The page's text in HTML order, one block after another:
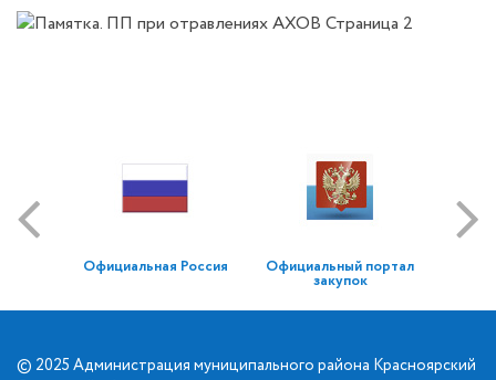
Официальная Россия Официальный портал
закупок
© 2025 Администрация муниципального района Красноярский